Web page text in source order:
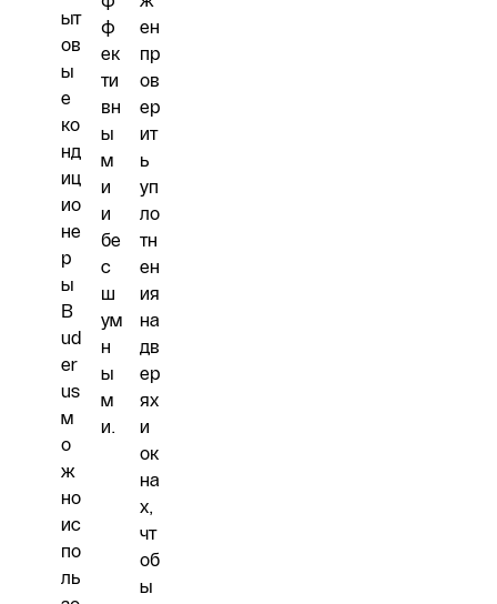
ыт
ов
ы
е
ко
нд
иц
ио
не
р
ы
B
ud
er
us
м
о
ж
но
ис
по
ль
ф
ек
ти
вн
ы
м
и
и
бе
с
ш
ум
н
ы
м
и.
ен
пр
ов
ер
ит
ь
уп
ло
тн
ен
ия
на
дв
ер
ях
и
ок
на
х,
чт
об
ы